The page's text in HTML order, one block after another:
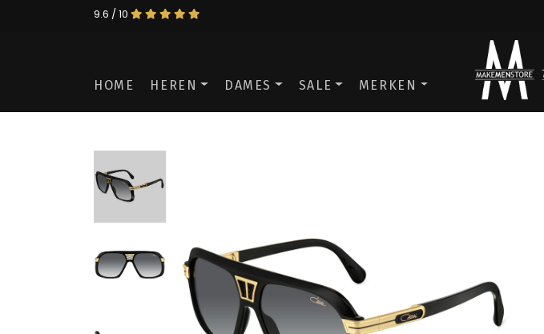
9.6 / 10
HOME HEREN DAMES SALE MERKEN